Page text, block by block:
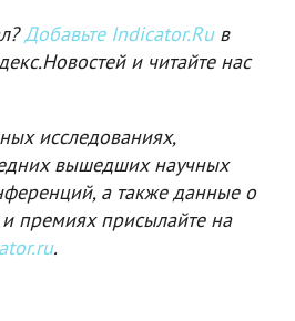
Добавьте Indicator.Ruв
и читайте нас
исследованиях,
вышедших научных
а также данные о
премиях присылайте на
.